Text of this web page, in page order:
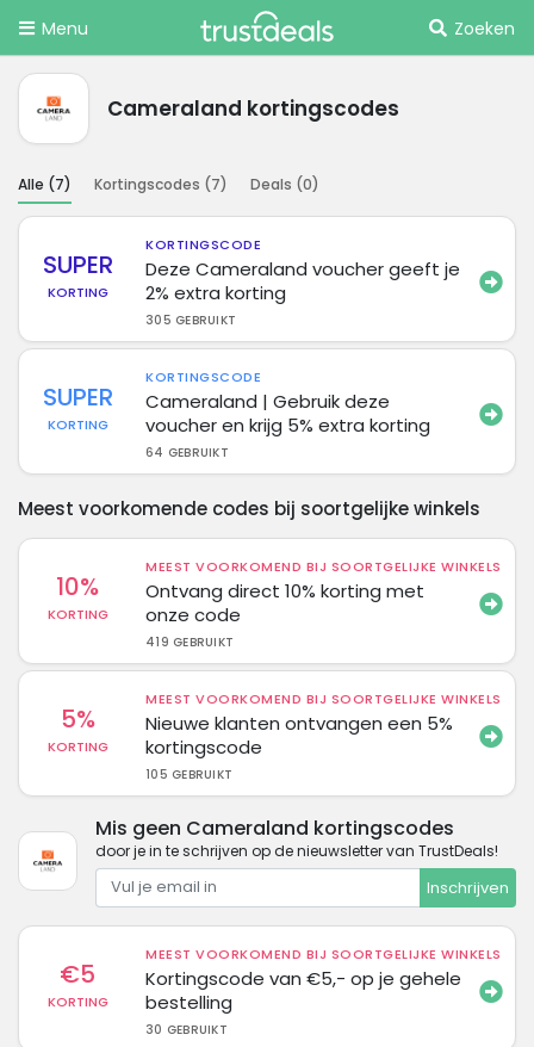
Menu Zoeken
Cameraland kortingscodes
Alle (7) Kortingscodes (7) Deals (0)
SUPER
KORTING
KORTINGSCODE
Deze Cameraland voucher geeft je
2% extra korting
305 GEBRUIKT
SUPER
KORTING
KORTINGSCODE
Cameraland | Gebruik deze
voucher en krijg 5% extra korting
64 GEBRUIKT
Meest voorkomende codes bij soortgelijke winkels
10%
KORTING
MEEST VOORKOMEND BIJ SOORTGELIJKE WINKELS
Ontvang direct 10% korting met
onze code
419 GEBRUIKT
5%
KORTING
MEEST VOORKOMEND BIJ SOORTGELIJKE WINKELS
Nieuwe klanten ontvangen een 5%
kortingscode
105 GEBRUIKT
Mis geen Cameraland kortingscodes
door je in te schrijven op de nieuwsletter van TrustDeals!
Inschrijven
€5
KORTING
MEEST VOORKOMEND BIJ SOORTGELIJKE WINKELS
Kortingscode van €5,- op je gehele
bestelling
30 GEBRUIKT